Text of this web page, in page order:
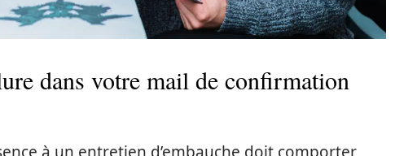
dans votre mail de confirmation